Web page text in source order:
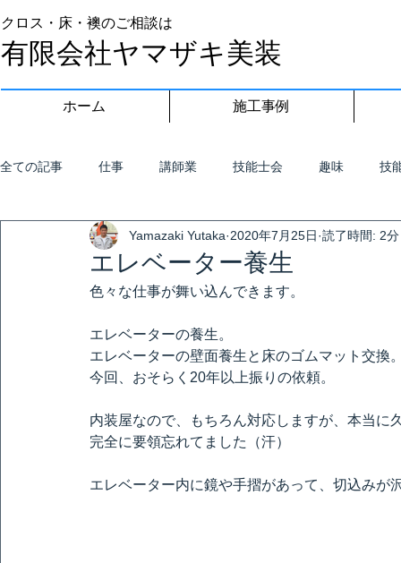
クロス・床・襖のご相談は
有限会社ヤマザキ美装
ホーム 施工事例
全ての記事 仕事 講師業 技能士会 趣味 技
エレベーター養生
Yamazaki Yutaka 2020年7月25日 読了時間: 2分
色々な仕事が舞い込んできます。
エレベーターの養生。
エレベーターの壁面養生と床のゴムマット交換
今回、おそらく20年以上振りの依頼。
内装屋なので、もちろん対応しますが、本当に
完全に要領忘れてました（汗）
エレベーター内に鏡や手摺があって、切込みが